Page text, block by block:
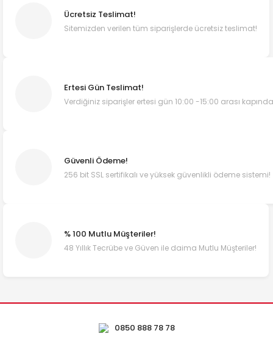
Ücretsiz Teslimat!
Sitemizden verilen tüm siparişlerde ücretsiz teslimat!
Ertesi Gün Teslimat!
Verdiğiniz siparişler ertesi gün 10:00 -15:00 arası
Güvenli Ödeme!
256 bit SSL sertifikalı ve yüksek güvenlikli ödeme sistemi!
% 100 Mutlu Müşteriler!
48 Yıllık Tecrübe ve Güven ile daima Mutlu Müşteriler!
0850 888 78 78